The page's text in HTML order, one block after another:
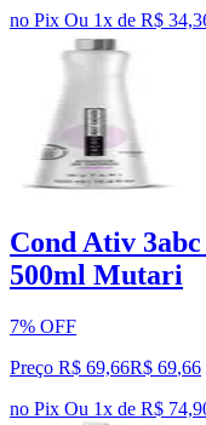
no Pix Ou 1x de R$
Cond Ativ
500ml Mutari
7% OFF
Preço R$ 69,66R$ 69,66
no Pix Ou 1x de R$